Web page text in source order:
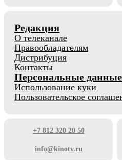
Редакция
О телеканале
Правообладателям
Дистрибуция
Контакты
Персональные данные
Использование куки
Пользовательское
+7 812 320 20 50
info@kinotv.ru